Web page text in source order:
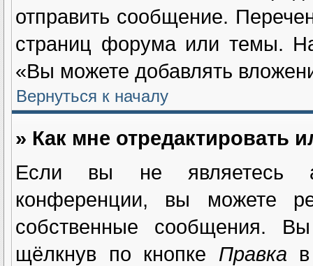
отправить сообщение.
страниц форума или темы.
«Вы можете добавлять
Вернуться к началу
» Как мне отредактировать
Если вы не являетесь
конференции, вы можете
собственные сообщения.
щёлкнув по кнопке Правка